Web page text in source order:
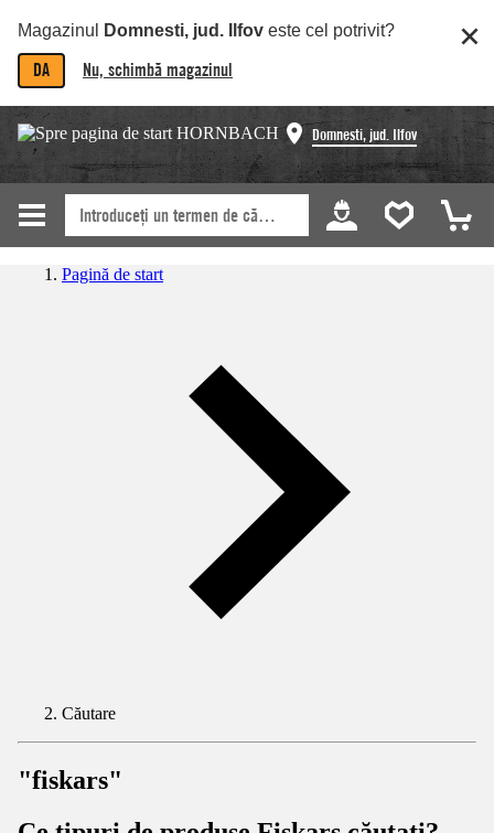
Magazinul Domnesti, jud. Ilfov este cel potrivit?
DA Nu, schimbă magazinul
Domnesti, jud. Ilfov
Pagină de start
Căutare
"fiskars"